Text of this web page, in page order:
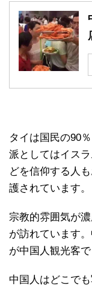
タイは国民の90
派としてはイス
どを信仰する人
護されています。
宗教的雰囲気が
が訪れています
が中国人観光客で
中国人はどこで